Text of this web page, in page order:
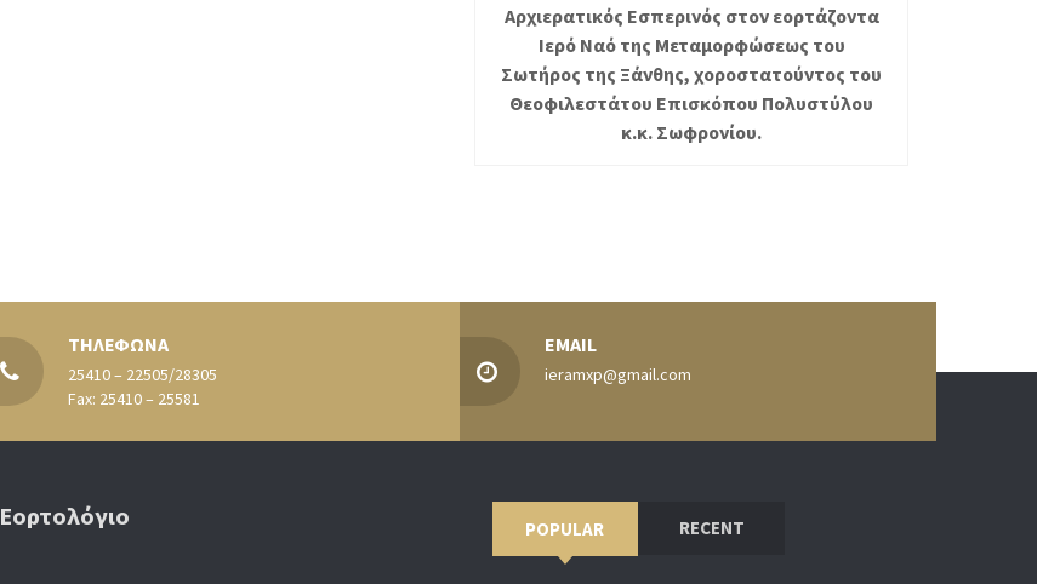
Αρχιερατικός Εσπερινός στον εορτάζοντα
Ιερό Ναό της Μεταμορφώσεως του
Σωτήρος της Ξάνθης, χοροστατούντος του
Θεοφιλεστάτου Επισκόπου Πολυστύλου
κ.κ. Σωφρονίου.
ΤΗΛΕΦΩΝΑ
25410 – 22505/28305
Fax: 25410 – 25581
EMAIL
ieramxp@gmail.com
Εορτολόγιο POPULAR RECENT